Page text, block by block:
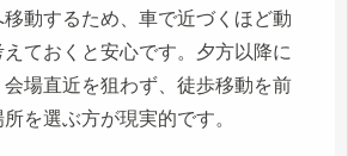
動するため、車で近づくほど動
ておくと安心です。夕方以降に
場直近を狙わず、徒歩移動を前
を選ぶ方が現実的です。